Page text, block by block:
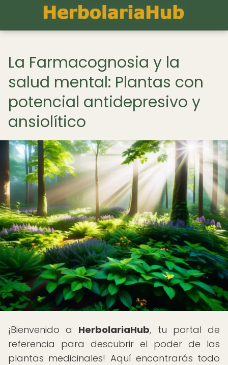
La Farmacognosia y la
salud mental: Plantas con
potencial antidepresivo y
ansiolítico
¡Bienvenido a HerbolariaHub, tu portal de
referencia para descubrir el poder de las
plantas medicinales! Aquí encontrarás todo